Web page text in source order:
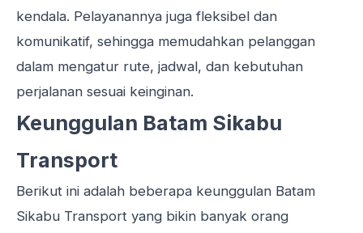
kendala. Pelayanannya juga fleksibel dan
komunikatif, sehingga memudahkan pelanggan
dalam mengatur rute, jadwal, dan kebutuhan
perjalanan sesuai keinginan.
Keunggulan Batam Sikabu
Transport
Berikut ini adalah beberapa keunggulan Batam
Sikabu Transport yang bikin banyak orang